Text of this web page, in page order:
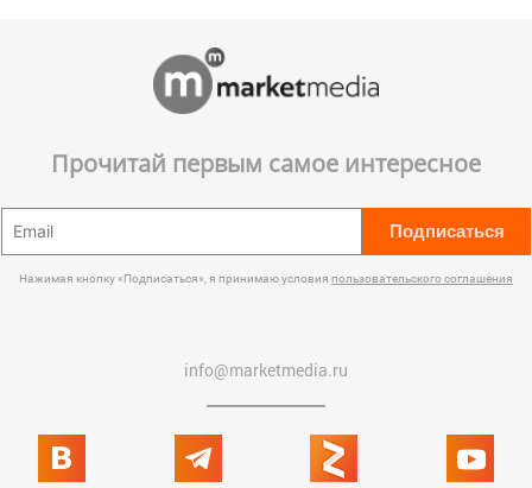
Прочитай первым самое интересное
Подписаться
Нажимая кнопку «Подписаться», я принимаю условия пользовательского соглашения
info@marketmedia.ru